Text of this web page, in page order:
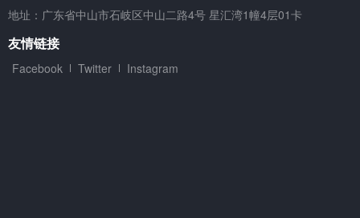
地址：广东省中山市石岐区中山二路4号 星汇湾1幢4层01卡
友情链接
Facebook Twitter Instagram